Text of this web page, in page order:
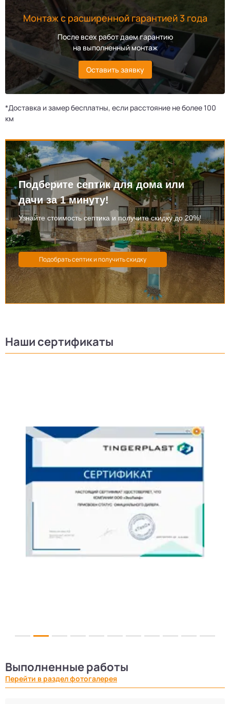
Монтаж с расширенной гарантией 3 года
После всех работ даем гарантию
на выполненный монтаж
Оставить заявку
*Доставка и замер бесплатны, если расстояние не более 100
км
Подберите септик для дома или
дачи за 1 минуту!
Узнайте стоимость септика и получите скидку до 20%!
Наши сертификаты
Выполненные работы
Перейти в раздел фотогалерея